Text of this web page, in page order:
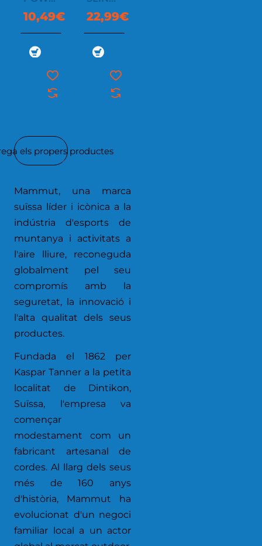
300 G
10,49€
8.0
22,99€
els propers productes
Mammut, una marca
suïssa líder i icònica a la
indústria d'esports de
muntanya i activitats a
l'aire lliure, reconeguda
globalment pel seu
compromís amb la
seguretat, la innovació i
l'alta qualitat dels seus
productes.
Fundada el 1862 per
Kaspar Tanner a la petita
localitat de Dintikon,
Suïssa, l'empresa va
començar
modestament com un
fabricant artesanal de
cordes. Al llarg dels seus
més de 160 anys
d'història, Mammut ha
evolucionat d'un negoci
familiar local a un actor